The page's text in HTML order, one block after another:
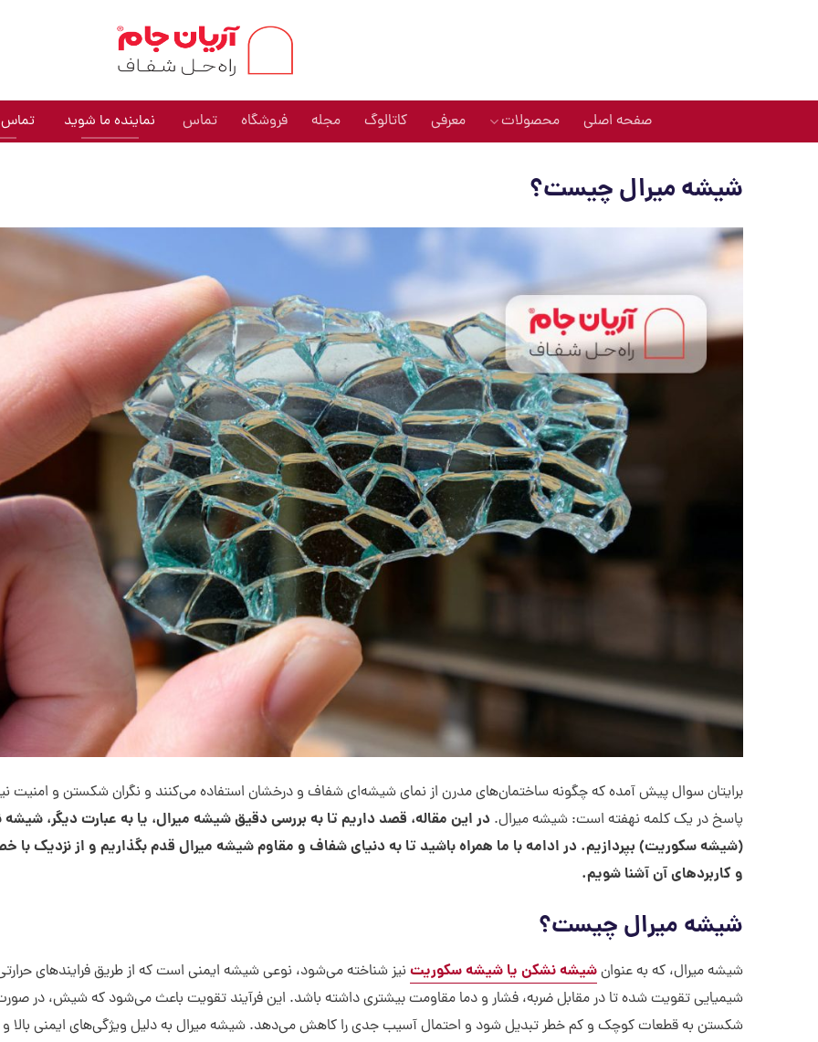
صفحه اصلی محصولات معرفی کاتالوگ مجله فروشگاه تماس نماینده ما شوید تماس:
شیشه میرال چیست؟
برایتان سوال پیش آمده که چگونه ساختمان‌های مدرن از نمای شیشه‌ای شفاف و درخشان استفاده می‌کنند و نگران شکستن و امنیت
پاسخ در یک کلمه نهفته است: شیشه میرال. در این مقاله، قصد داریم تا به بررسی دقیق شیشه میرال، یا به عبارت دیگر،
(شیشه سکوریت) بپردازیم. در ادامه با ما همراه باشید تا به دنیای شفاف و مقاوم شیشه میرال قدم بگذاریم و از نزدیک با
و کاربردهای آن آشنا شویم.
شیشه میرال چیست؟
شیشه میرال، که به عنوانشیشه نشکن یا شیشه سکوریت نیز شناخته می‌شود، نوعی شیشه ایمنی است که از طریق فرایندهای
شیمیایی تقویت شده تا در مقابل ضربه، فشار و دما مقاومت بیشتری داشته باشد. این فرآیند تقویت باعث می‌شود که شیش، در
شکستن به قطعات کوچک و کم خطر تبدیل شود و احتمال آسیب جدی را کاهش می‌دهد. شیشه میرال به دلیل ویژگی‌های ایمنی بالا و